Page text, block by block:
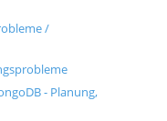
/
- Planung,